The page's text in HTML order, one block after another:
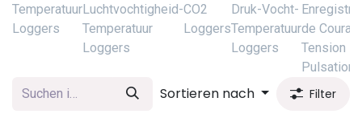
Temperatuur
Loggers
Luchtvochtigheid-
Temperatuur
Loggers
CO2
Loggers
Druk-Vocht-
Temperatuur
Loggers
de
Tension -
Pulsations
Sortieren nach Filter